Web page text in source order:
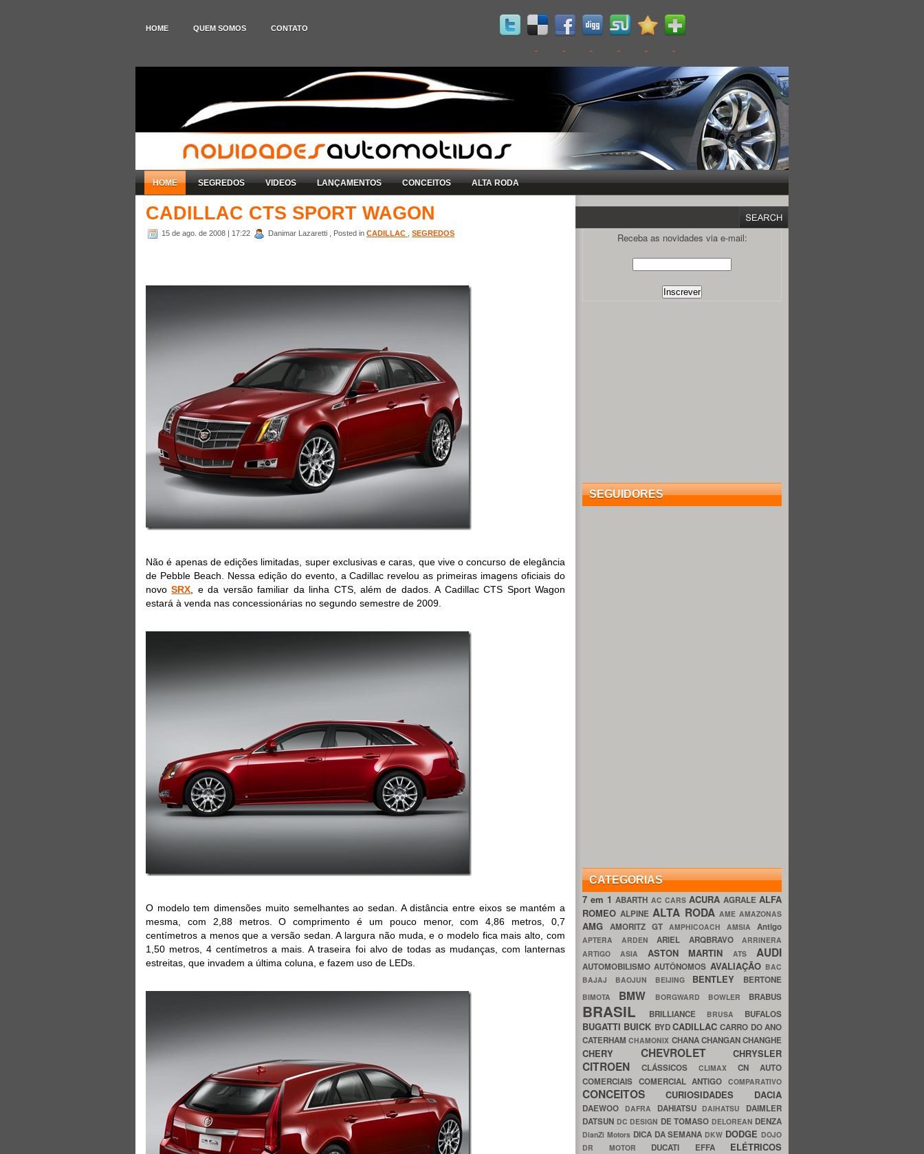
HOME QUEM SOMOS CONTATO
HOME SEGREDOS VIDEOS LANÇAMENTOS CONCEITOS ALTA RODA
CADILLAC CTS SPORT WAGON
15 de ago. de 2008 | 17:22 Danimar Lazaretti , Posted in CADILLAC SEGREDOS
Não é apenas de edições limitadas, super exclusivas e caras, que vive o concurso de elegância
de Pebble Beach. Nessa edição do evento, a Cadillac revelou as primeiras imagens oficiais do
novoSRX , e da versão familiar da linha CTS, além de dados. A Cadillac CTS Sport Wagon
estará à venda nas concessionárias no segundo semestre de 2009.
O modelo tem dimensões muito semelhantes ao sedan. A distância entre eixos se mantém a
mesma, com 2,88 metros. O comprimento é um pouco menor, com 4,86 metros, 0,7
centímetros a menos que a versão sedan. A largura não muda, e o modelo fica mais alto, com
1,50 metros, 4 centímetros a mais. A traseira foi alvo de todas as mudanças, com lanternas
estreitas, que invadem a última coluna, e fazem uso de LEDs.
Receba as novidades via e-mail:
SEGUIDORES
CATEGORIAS
7 em 1ABARTH AC CARS ACURA AGRALE ALFA
ROMEOALPINEALTA RODA AME AMAZONAS
AMG AMORITZ GT AMPHICOACH AMSIA Antigo
APTERA ARDEN ARIEL ARQBRAVO ARRINERA
ARTIGO ASIA ASTON MARTINATS AUDI
AUTOMOBILISMOAUTÔNOMOS AVALIAÇÃO BAC
BAJAJ BAOJUN BEIJING BENTLEY BERTONE
BIMOTA BMW BORGWARD BOWLER BRABUS
BRASIL BRILLIANCE BRUSA BUFALOS
BUGATTI BUICK BYDCADILLACCARRO DO ANO
CATERHAMCHAMONIX CHANACHANGANCHANGHE
CHERY CHEVROLET CHRYSLER
CITROEN CLÁSSICOS CLIMAX CN AUTO
COMERCIAIS COMERCIAL ANTIGOCOMPARATIVO
CONCEITOS CURIOSIDADES DACIA
DAEWOO DAFRA DAHIATSU DAIHATSU DAIMLER
DATSUN DC DESIGN DE TOMASO DELOREAN DENZA
DianZi Motors DICA DA SEMANA DKW DODGE DOJO
DR MOTOR DUCATI EFFA ELÉTRICOS